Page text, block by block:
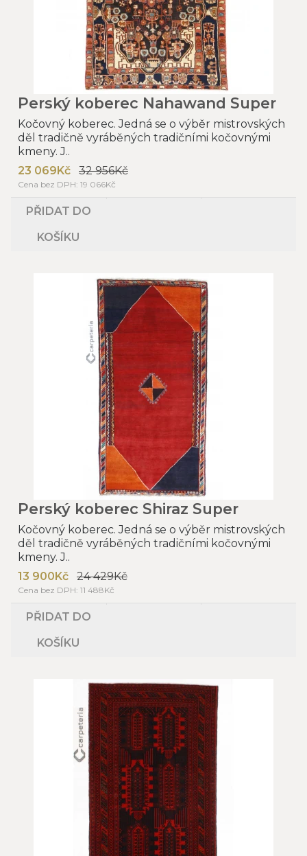
Perský koberec Nahawand Super
Kočovný koberec. Jedná se o výběr mistrovských
děl tradičně vyráběných tradičními kočovnými
kmeny. J..
23 069Kč
32 956Kč
Cena bez DPH: 19 066Kč
PŘIDAT DO
KOŠÍKU
Perský koberec Shiraz Super
Kočovný koberec. Jedná se o výběr mistrovských
děl tradičně vyráběných tradičními kočovnými
kmeny. J..
13 900Kč
24 429Kč
Cena bez DPH: 11 488Kč
PŘIDAT DO
KOŠÍKU